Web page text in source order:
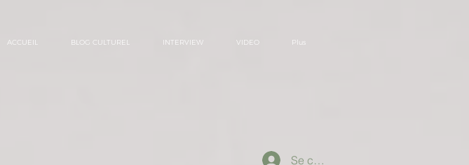
ACCUEIL BLOG CULTUREL INTERVIEW VIDEO Plus
Se connecter